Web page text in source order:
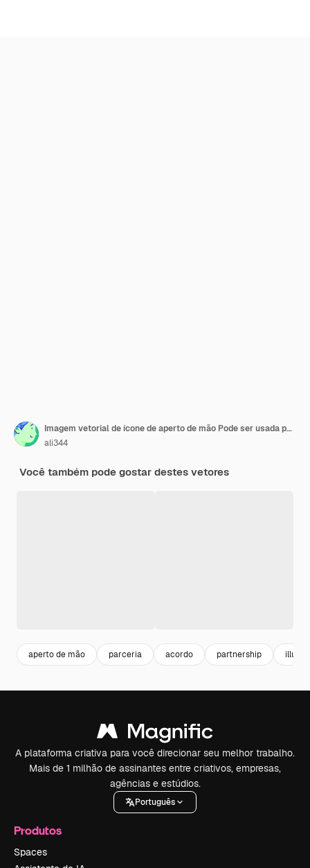
Imagem vetorial de ícone de aperto de mão Pode ser usada para o Office
ali344
Você também pode gostar destes vetores
aperto de mão parceria acordo partnership
A plataforma criativa para você direcionar seu melhor trabalho.
Mais de 1 milhão de assinantes entre criativos, empresas,
agências e estúdios.
Português
Produtos
Spaces